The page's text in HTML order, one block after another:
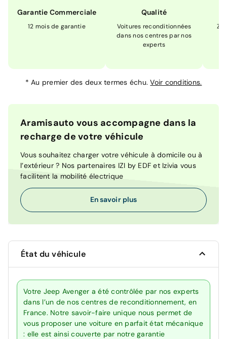
Garantie Commerciale
12 mois de garantie
Qualité
Voitures reconditionnées
dans nos centres par nos
experts
*Au premier des deux termes échu.Voir conditions.
Aramisauto vous accompagne dans la
recharge de votre véhicule
Vous souhaitez charger votre véhicule à domicile ou à
l’extérieur ? Nos partenaires IZI by EDF et Izivia vous
facilitent la mobilité électrique
En savoir plus
État du véhicule
Votre Jeep Avenger a été contrôlée par nos experts
dans l’un de nos centres de reconditionnement, en
France. Notre savoir-faire unique nous permet de
vous proposer une voiture en parfait état mécanique
: elle est ainsi couverte par notre garantie